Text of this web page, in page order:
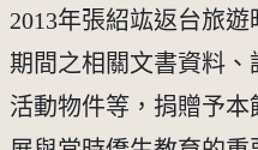
2013年張紹竑返台旅
期間之相關文書資料
活動物件等，捐贈予